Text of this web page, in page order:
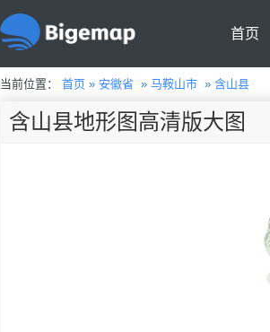
首页
当前位置： 首页» 安徽省 » 马鞍山市» 含山县
含山县地形图高清版大图